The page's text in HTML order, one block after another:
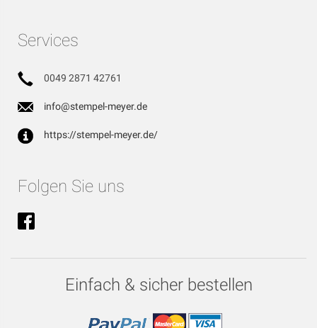
Services
0049 2871 42761
info@stempel-meyer.de
https://stempel-meyer.de/
Folgen Sie uns
Einfach & sicher bestellen